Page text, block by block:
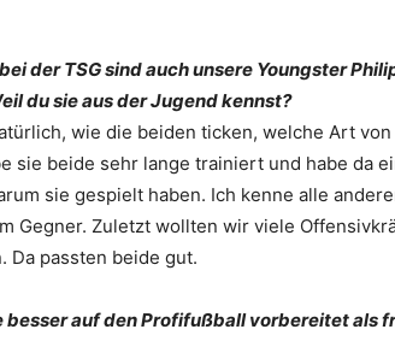
der TSG sind auch unsere Youngster
du sie aus der Jugend kennst?
wie die beiden ticken, welche Art
sie beide sehr lange trainiert und habe da
sie gespielt haben. Ich kenne alle
Gegner. Zuletzt wollten wir viele
Da passten beide gut.
besser auf den Profifußball vorbereitet als